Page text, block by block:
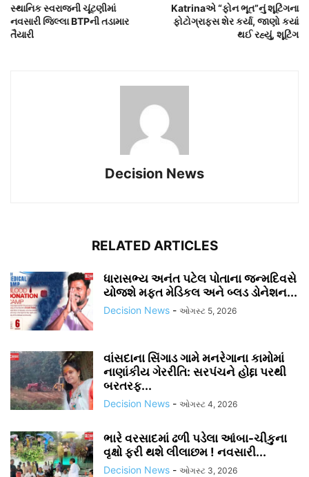
સ્થાનિક સ્વરાજની ચૂંટણીમાં
નવસારી જિલ્લા BTPની તડામાર
તૈયારી
Katrinaએ “ફોન ભૂત”નું શૂટિંગના
ફોટોગ્રાફ્સ શેર કર્યા, જાણો કયાં
થઈ રહ્યું, શૂટિંગ
Decision News
RELATED ARTICLES
ધારાસભ્ય અનંત પટેલ પોતાના જન્મદિવસે
યોજશે મફત મેડિકલ અને બ્લડ ડોનેશન...
Decision News - ઓગસ્ટ 5, 2026
વાંસદાના સિંગાડ ગામે મનરેગાના કામોમાં
નાણાંકીય ગેરરીતિ: સરપંચને હોદ્દા પરથી
બરતરફ...
Decision News - ઓગસ્ટ 4, 2026
ભારે વરસાદમાં ઢળી પડેલા આંબા-ચીકુના
વૃક્ષો ફરી થશે લીલાછમ ! નવસારી...
Decision News - ઓગસ્ટ 3, 2026